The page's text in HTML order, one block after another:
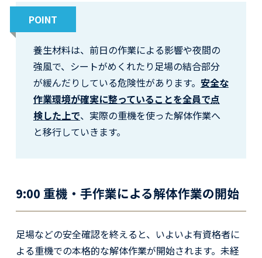
POINT
養生材料は、前日の作業による影響や夜間の
強風で、シートがめくれたり足場の結合部分
が緩んだりしている危険性があります。 安全な
作業環境が確実に整っていることを全員で点
検した上で、実際の重機を使った解体作業へ
と移行していきます。
9:00 重機・手作業による解体作業の開始
足場などの安全確認を終えると、いよいよ有資格者に
よる重機での本格的な解体作業が開始されます。未経